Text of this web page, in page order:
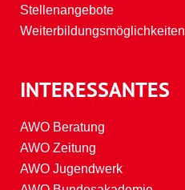
Stellenangebote
Weiterbildungsmöglichkeiten
INTERESSANTES
AWO Beratung
AWO Zeitung
AWO Jugendwerk